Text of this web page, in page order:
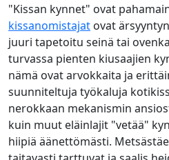
"Kissan kynnet" ovat
kissanomistajat ovat
juuri tapetoitu seinä tai
turvassa pienten kiusaajien
nämä ovat arvokkaita ja
suunniteltuja työkaluja
nerokkaan mekanismin
kuin muut eläinlajit "vetää"
hiipiä äänettömästi.